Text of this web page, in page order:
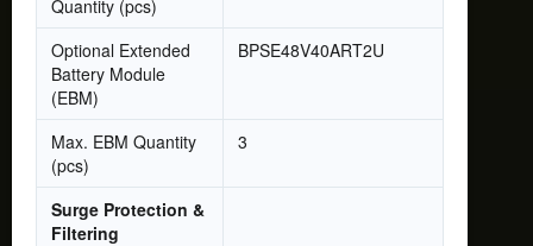
Quantity (pcs)
Optional Extended
Battery Module
(EBM)
BPSE48V40ART2U
Max. EBM Quantity
(pcs)
3
Surge Protection &
Filtering